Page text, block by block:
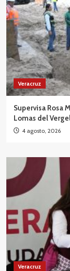
Veracruz
Supervisa Rosa
Lomas del
4 agosto, 2026
Veracruz